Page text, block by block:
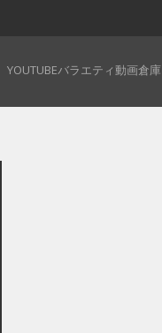
YOUTUBEバラエティ動画倉庫